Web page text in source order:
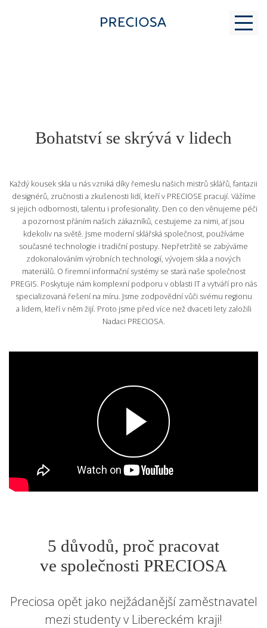
PRO STUDENTY
MODERNÍ SKLÁŘSTVÍ
KONTAKT
VOLNÁ MÍSTA
EN
Bohatství se skrývá v lidech
Každý kousek skla u nás vzniká díky řemeslu našich mistrů sklářů, fantazii
designérů, zručnosti a zkušenosti lidí, kteří v PRECIOSE pracují. Vážíme
si jejich odbornosti, talentu i profesionality. Den co den věnujeme péči
a pozornost přáním našich zákazníků, cestujeme za nimi, ať jsou
kdekoliv na světě. Jsme moderní sklářská společnost, používáme
současné technologie i tradiční postupy. Nepřetržitě se zabýváme
zdokonalováním výrobních technologií, vývojem skla a nových
materiálů. O firemní informační systémy se stará naše společnost
PREGIS. Poskytuje nám komplexní podporu v oblasti IT a vytváří pro nás
specializovaná řešení na míru. Jsme zodpovědní vůči svému regionu
a lidem, kteří v něm žijí. Proto jsme před více než dvaceti lety založili
Nadaci PRECIOSA.
5 důvodů, proč pracovat
ve společnosti PRECIOSA
Preciosa opět jako nejžádanější zaměstnavatel
mezi studenty v Libereckém kraji!